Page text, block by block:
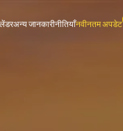
अन्य जानकारीनीतियाँनवीनतम अपडेट